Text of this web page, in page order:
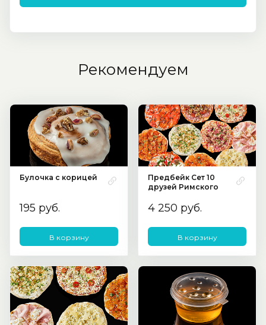
Рекомендуем
Булочка с корицей
195 руб.
В корзину
Предбейк Сет 10
друзей Римского
4 250 руб.
В корзину